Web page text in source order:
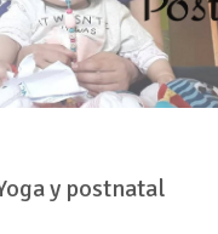
y postnatal